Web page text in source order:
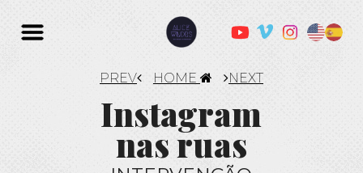
PREV HOME NEXT
Instagram
nas ruas